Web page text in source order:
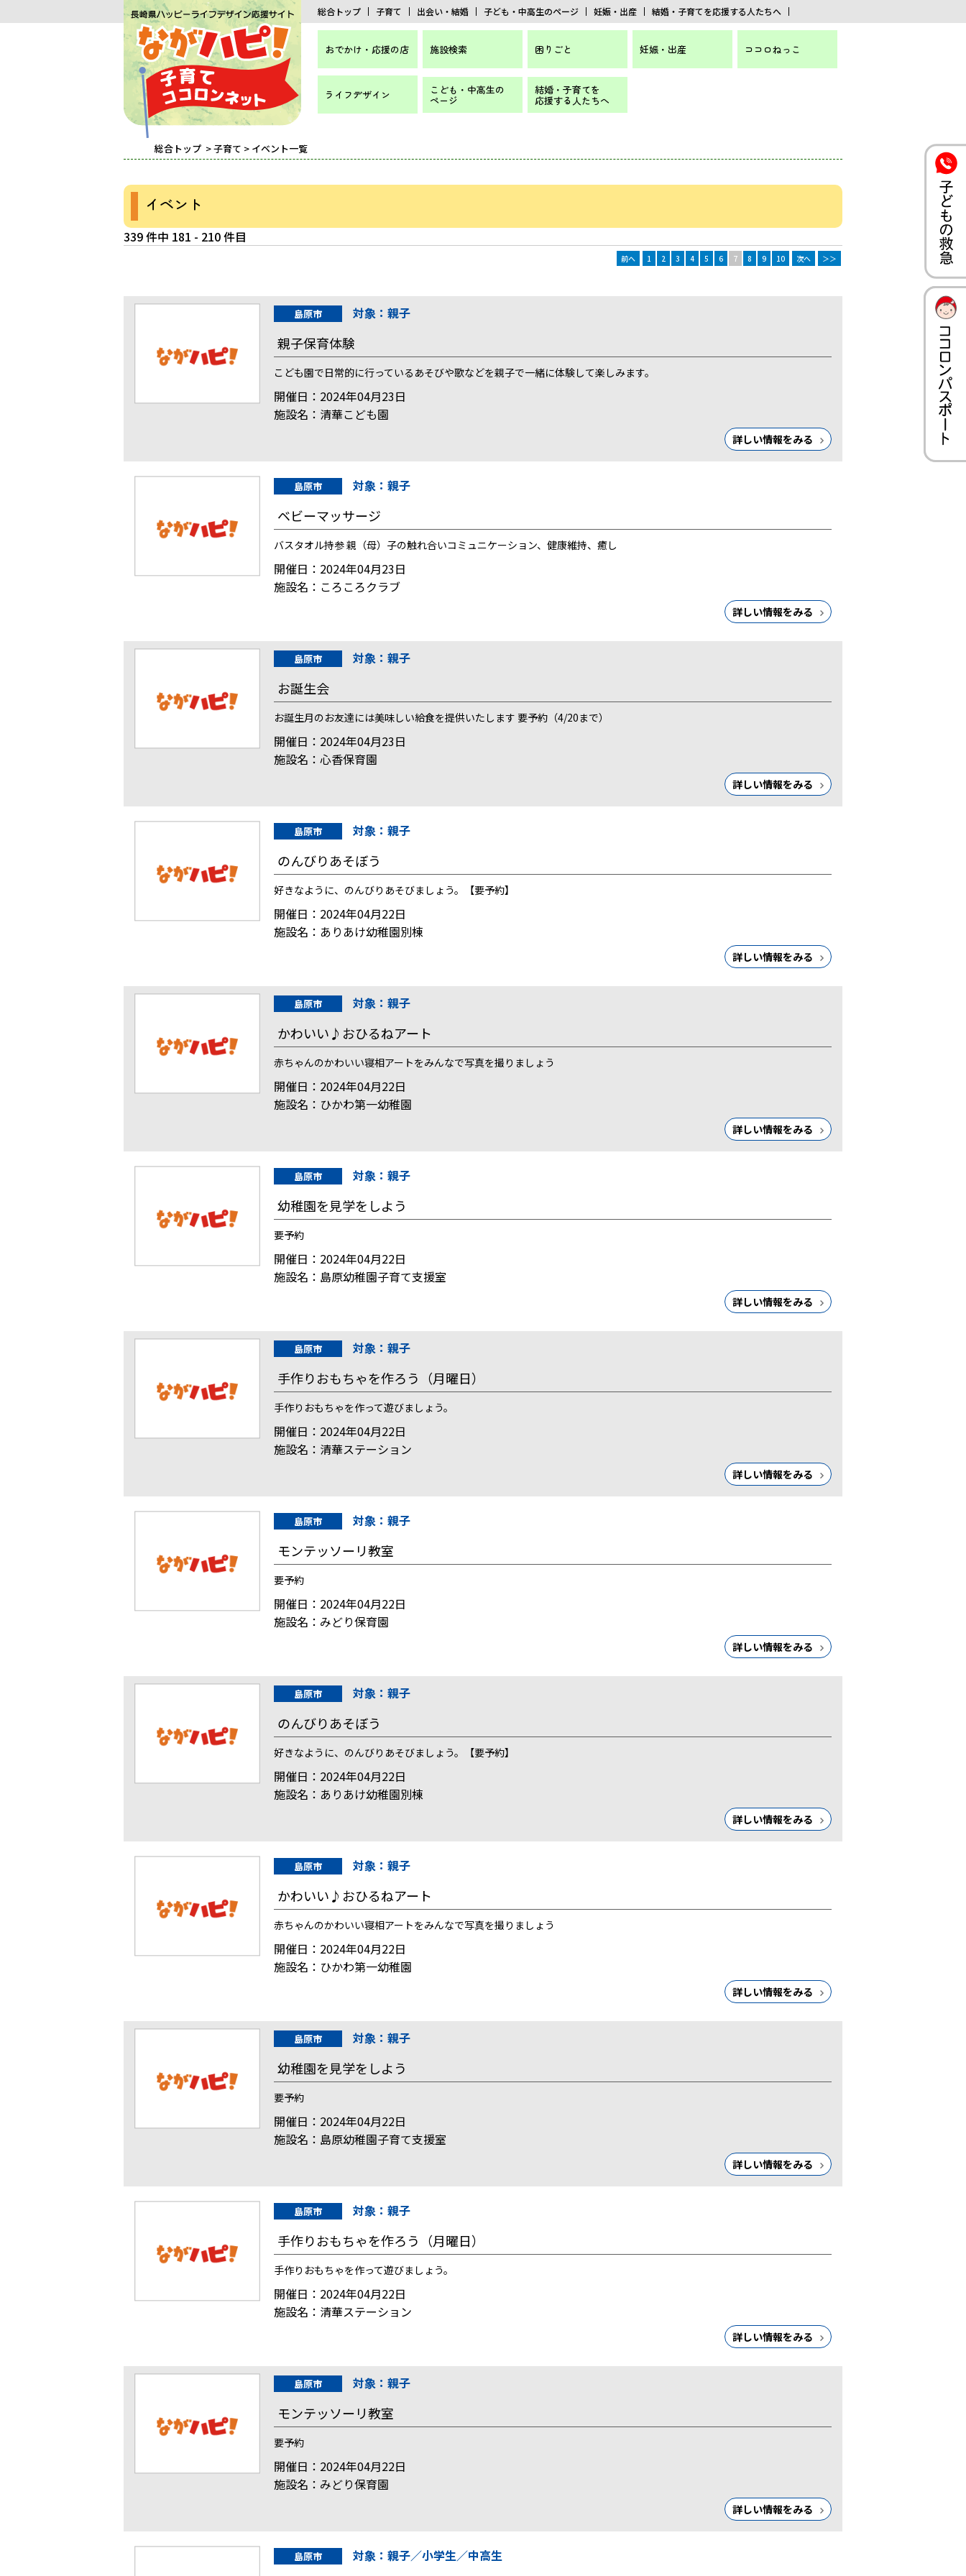
総合トップ 子育て 出会い・結婚 子ども・中高生のページ 妊娠・出産 結婚・子育てを応援する人たちへ
おでかけ・応援の店 施設検索 困りごと 妊娠・出産 ココロねっこ
ライフデザイン こども・中高生の
ページ
結婚・子育てを
応援する人たちへ
総合トップ >子育て > イベント一覧
イベント
339 件中 181 - 210 件目
前へ 1 2 3 4 5 6 7 8 9 10 次へ ＞＞
島原市 対象：親子
親子保育体験
こども園で日常的に行っているあそびや歌などを親子で一緒に体験して楽しみます。
開催日：2024年04月23日
施設名：清華こども園
詳しい情報をみる
島原市 対象：親子
ベビーマッサージ
バスタオル持参 親（母）子の触れ合いコミュニケーション、健康維持、癒し
開催日：2024年04月23日
施設名：ころころクラブ
詳しい情報をみる
島原市 対象：親子
お誕生会
お誕生月のお友達には美味しい給食を提供いたします 要予約（4/20まで）
開催日：2024年04月23日
施設名：心香保育園
詳しい情報をみる
島原市 対象：親子
のんびりあそぼう
好きなように、のんびりあそびましょう。【要予約】
開催日：2024年04月22日
施設名：ありあけ幼稚園別棟
詳しい情報をみる
島原市 対象：親子
かわいい♪おひるねアート
赤ちゃんのかわいい寝相アートをみんなで写真を撮りましょう
開催日：2024年04月22日
施設名：ひかわ第一幼稚園
詳しい情報をみる
島原市 対象：親子
幼稚園を見学をしよう
要予約
開催日：2024年04月22日
施設名：島原幼稚園子育て支援室
詳しい情報をみる
島原市 対象：親子
手作りおもちゃを作ろう（月曜日）
手作りおもちゃを作って遊びましょう。
開催日：2024年04月22日
施設名：清華ステーション
詳しい情報をみる
島原市 対象：親子
モンテッソーリ教室
要予約
開催日：2024年04月22日
施設名：みどり保育園
詳しい情報をみる
島原市 対象：親子
のんびりあそぼう
好きなように、のんびりあそびましょう。【要予約】
開催日：2024年04月22日
施設名：ありあけ幼稚園別棟
詳しい情報をみる
島原市 対象：親子
かわいい♪おひるねアート
赤ちゃんのかわいい寝相アートをみんなで写真を撮りましょう
開催日：2024年04月22日
施設名：ひかわ第一幼稚園
詳しい情報をみる
島原市 対象：親子
幼稚園を見学をしよう
要予約
開催日：2024年04月22日
施設名：島原幼稚園子育て支援室
詳しい情報をみる
島原市 対象：親子
手作りおもちゃを作ろう（月曜日）
手作りおもちゃを作って遊びましょう。
開催日：2024年04月22日
施設名：清華ステーション
詳しい情報をみる
島原市 対象：親子
モンテッソーリ教室
要予約
開催日：2024年04月22日
施設名：みどり保育園
詳しい情報をみる
島原市 対象：親子／小学生／中高生